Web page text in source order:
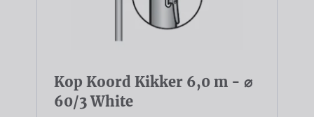
Kop Koord Kikker 6,0 m - ⌀
60/3 White